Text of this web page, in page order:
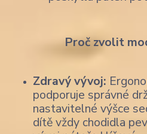
Proč zvolit
Zdravý vývoj:
podporuje správné
nastavitelné výšce
dítě vždy chodidla